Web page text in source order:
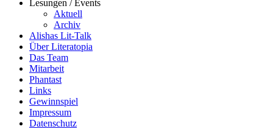
Lesungen / Events
Aktuell
Archiv
Alishas Lit-Talk
Über Literatopia
Das Team
Mitarbeit
Phantast
Links
Gewinnspiel
Impressum
Datenschutz